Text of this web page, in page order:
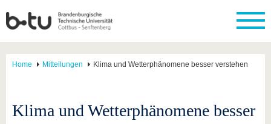
Home Mitteilungen Klima und Wetterphänomene besser verstehen
Klima und Wetterphänomene besser